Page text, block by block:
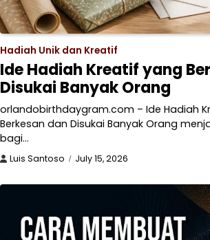
Hadiah Unik dan Kreatif
Ide Hadiah Kreatif yang
Disukai Banyak Orang
orlandobirthdaygram.com – Ide Hadiah
Berkesan dan Disukai Banyak Orang
bagi…
Luis Santoso July 15, 2026